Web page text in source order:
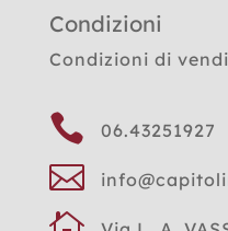
Condizioni
Condizioni di
 06.43251927
